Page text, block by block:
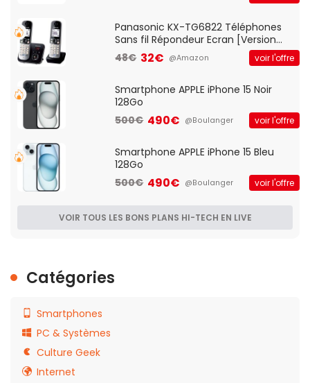
Panasonic KX-TG6822 Téléphones
Sans fil Répondeur Ecran [Version
Française]
48€ 32€ @Amazon voir l'offre
Smartphone APPLE iPhone 15 Noir
128Go
500€ 490€ @Boulanger voir l'offre
Smartphone APPLE iPhone 15 Bleu
128Go
500€ 490€ @Boulanger voir l'offre
VOIR TOUS LES BONS PLANS HI-TECH EN LIVE
Catégories
Smartphones
PC & Systèmes
Culture Geek
Internet